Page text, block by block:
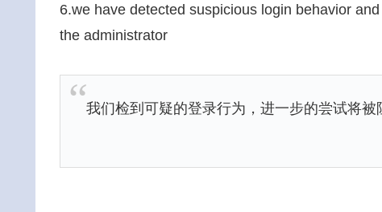
6.we have detected suspicious login behavior
the administrator
我们检到可疑的登录行为，进一步的尝试将被